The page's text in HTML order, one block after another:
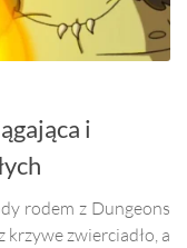
i
rodem z Dungeons
zwierciadło, a